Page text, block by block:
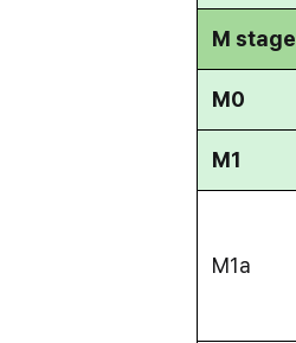
M stage
M0
M1
M1a